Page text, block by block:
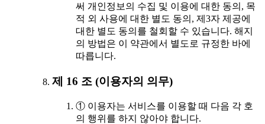
써 개인정보의 수집 및 이용에 대한 동의, 목
적 외 사용에 대한 별도 동의, 제3자 제공에
대한 별도 동의를 철회할 수 있습니다. 해지
의 방법은 이 약관에서 별도로 규정한 바에
따릅니다.
제 16 조 (이용자의 의무)
① 이용자는 서비스를 이용할 때 다음 각 호
의 행위를 하지 않아야 합니다.